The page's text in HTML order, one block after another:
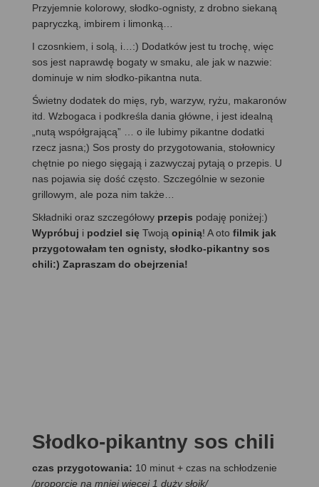
Przyjemnie kolorowy, słodko-ognisty, z drobno siekaną
papryczką, imbirem i limonką…
I czosnkiem, i solą, i…:) Dodatków jest tu trochę, więc
sos jest naprawdę bogaty w smaku, ale jak w nazwie:
dominuje w nim słodko-pikantna nuta.
Świetny dodatek do mięs, ryb, warzyw, ryżu, makaronów
itd. Wzbogaca i podkreśla dania główne, i jest idealną
„nutą współgrającą” … o ile lubimy pikantne dodatki
rzecz jasna;) Sos prosty do przygotowania, stołownicy
chętnie po niego sięgają i zazwyczaj pytają o przepis. U
nas pojawia się dość często. Szczególnie w sezonie
grillowym, ale poza nim także…
Składniki oraz szczegółowy przepis podaję poniżej:)
Wypróbuj i podziel się Twoją opinią! A oto filmik jak
przygotowałam ten ognisty, słodko-pikantny sos
chili:) Zapraszam do obejrzenia!
Słodko-pikantny sos chili
czas przygotowania: 10 minut + czas na schłodzenie
/proporcje na mniej więcej 1 duży słoik/